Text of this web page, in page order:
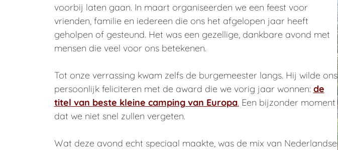
voorbij laten gaan. In maart organiseerden we een feest voor
vrienden, familie en iedereen die ons het afgelopen jaar heeft
geholpen of gesteund. Het was een gezellige, dankbare avond met
mensen die veel voor ons betekenen.
Tot onze verrassing kwam zelfs de burgemeester langs. Hij wilde ons
persoonlijk feliciteren met de award die we vorig jaar wonnen: de
titel van beste kleine camping van Europa. Een bijzonder moment
dat we niet snel zullen vergeten.
Wat deze avond echt speciaal maakte, was de mix van Nederlandse